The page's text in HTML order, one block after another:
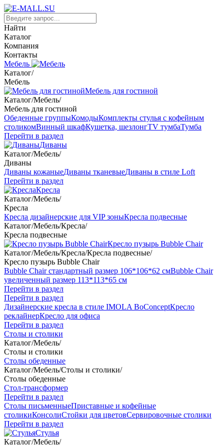
Найти
Каталог
Компания
Контакты
Мебель
Каталог/
Мебель
Мебель для гостиной
Каталог/Мебель/
Мебель для гостиной
Обеденные группыКомодыКомплекты стулья с кофейным
столикомВинный шкафКушетка, шезлонгTV тумбаТумба
Перейти в раздел
Диваны
Каталог/Мебель/
Диваны
Диваны кожаныеДиваны тканевыеДиваны в стиле Loft
Перейти в раздел
Кресла
Каталог/Мебель/
Кресла
Кресла дизайнерские для VIP зоныКресла подвесные
Каталог/Мебель/Кресла/
Кресла подвесные
Кресло пузырь Bubble Chair
Каталог/Мебель/Кресла/Кресла подвесные/
Кресло пузырь Bubble Chair
Bubble Chair стандартный размер 106*106*62 смBubble Chair
увеличенный размер 113*113*65 см
Перейти в раздел
Перейти в раздел
Дизайнерские кресла в стиле IMOLA BoConceptКресло
реклайнерКресло для офиса
Перейти в раздел
Столы и столики
Каталог/Мебель/
Столы и столики
Столы обеденные
Каталог/Мебель/Столы и столики/
Столы обеденные
Стол-трансформер
Перейти в раздел
Столы письменныеПриставные и кофейные
столикиКонсолиСтойки для цветовСервировочные столики
Перейти в раздел
Стулья
Каталог/Мебель/